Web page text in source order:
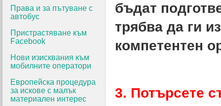
Права и за пътуване с
автобус
Пристрастяване към
Facebook
Нови изисквания към
мобилните оператори
Европейска процедура
за искове с малък
материален интерес
бъдат
трябва да ги
компетентен
3. Потърсете